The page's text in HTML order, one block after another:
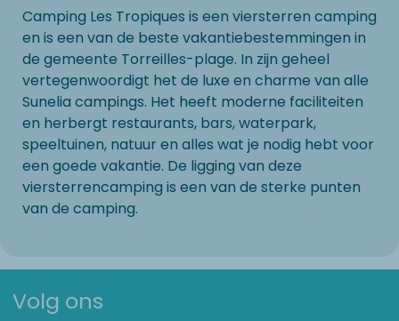
Camping Les Tropiques is een viersterren camping
en is een van de beste vakantiebestemmingen in
de gemeente Torreilles-plage. In zijn geheel
vertegenwoordigt het de luxe en charme van alle
Sunelia campings. Het heeft moderne faciliteiten
en herbergt restaurants, bars, waterpark,
speeltuinen, natuur en alles wat je nodig hebt voor
een goede vakantie. De ligging van deze
viersterrencamping is een van de sterke punten
van de camping.
Volg ons